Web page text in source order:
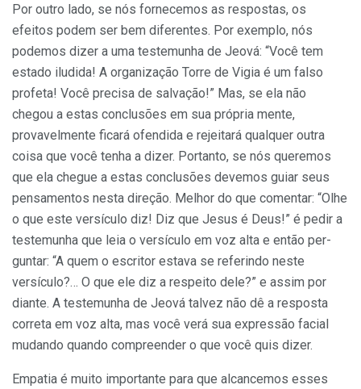
Por outro lado, se nós fornecemos as respostas, os
efeitos podem ser bem diferentes. Por exemplo, nós
podemos dizer a uma teste­munha de Jeová: “Você tem
estado iludida! A organização Torre de Vigia é um falso
profeta! Você precisa de salvação!” Mas, se ela não
chegou a estas conclusões em sua própria mente,
provavelmen­te ficará ofendida e rejeitará qualquer outra
coisa que você tenha a dizer. Portanto, se nós queremos
que ela chegue a estas conclu­sões devemos guiar seus
pensamentos nesta direção. Melhor do que comentar: “Olhe
o que este versículo diz! Diz que Jesus é Deus!” é pedir a
testemunha que leia o versículo em voz alta e então per­
guntar: “A quem o escritor estava se referindo neste
versículo?… O que ele diz a respeito dele?” e assim por
diante. A testemunha ­de Jeová talvez não dê a resposta
correta em voz alta, mas você verá sua expressão facial
mudando quando compreender o que você quis dizer.
Empatia é muito importante para que alcancemos esses